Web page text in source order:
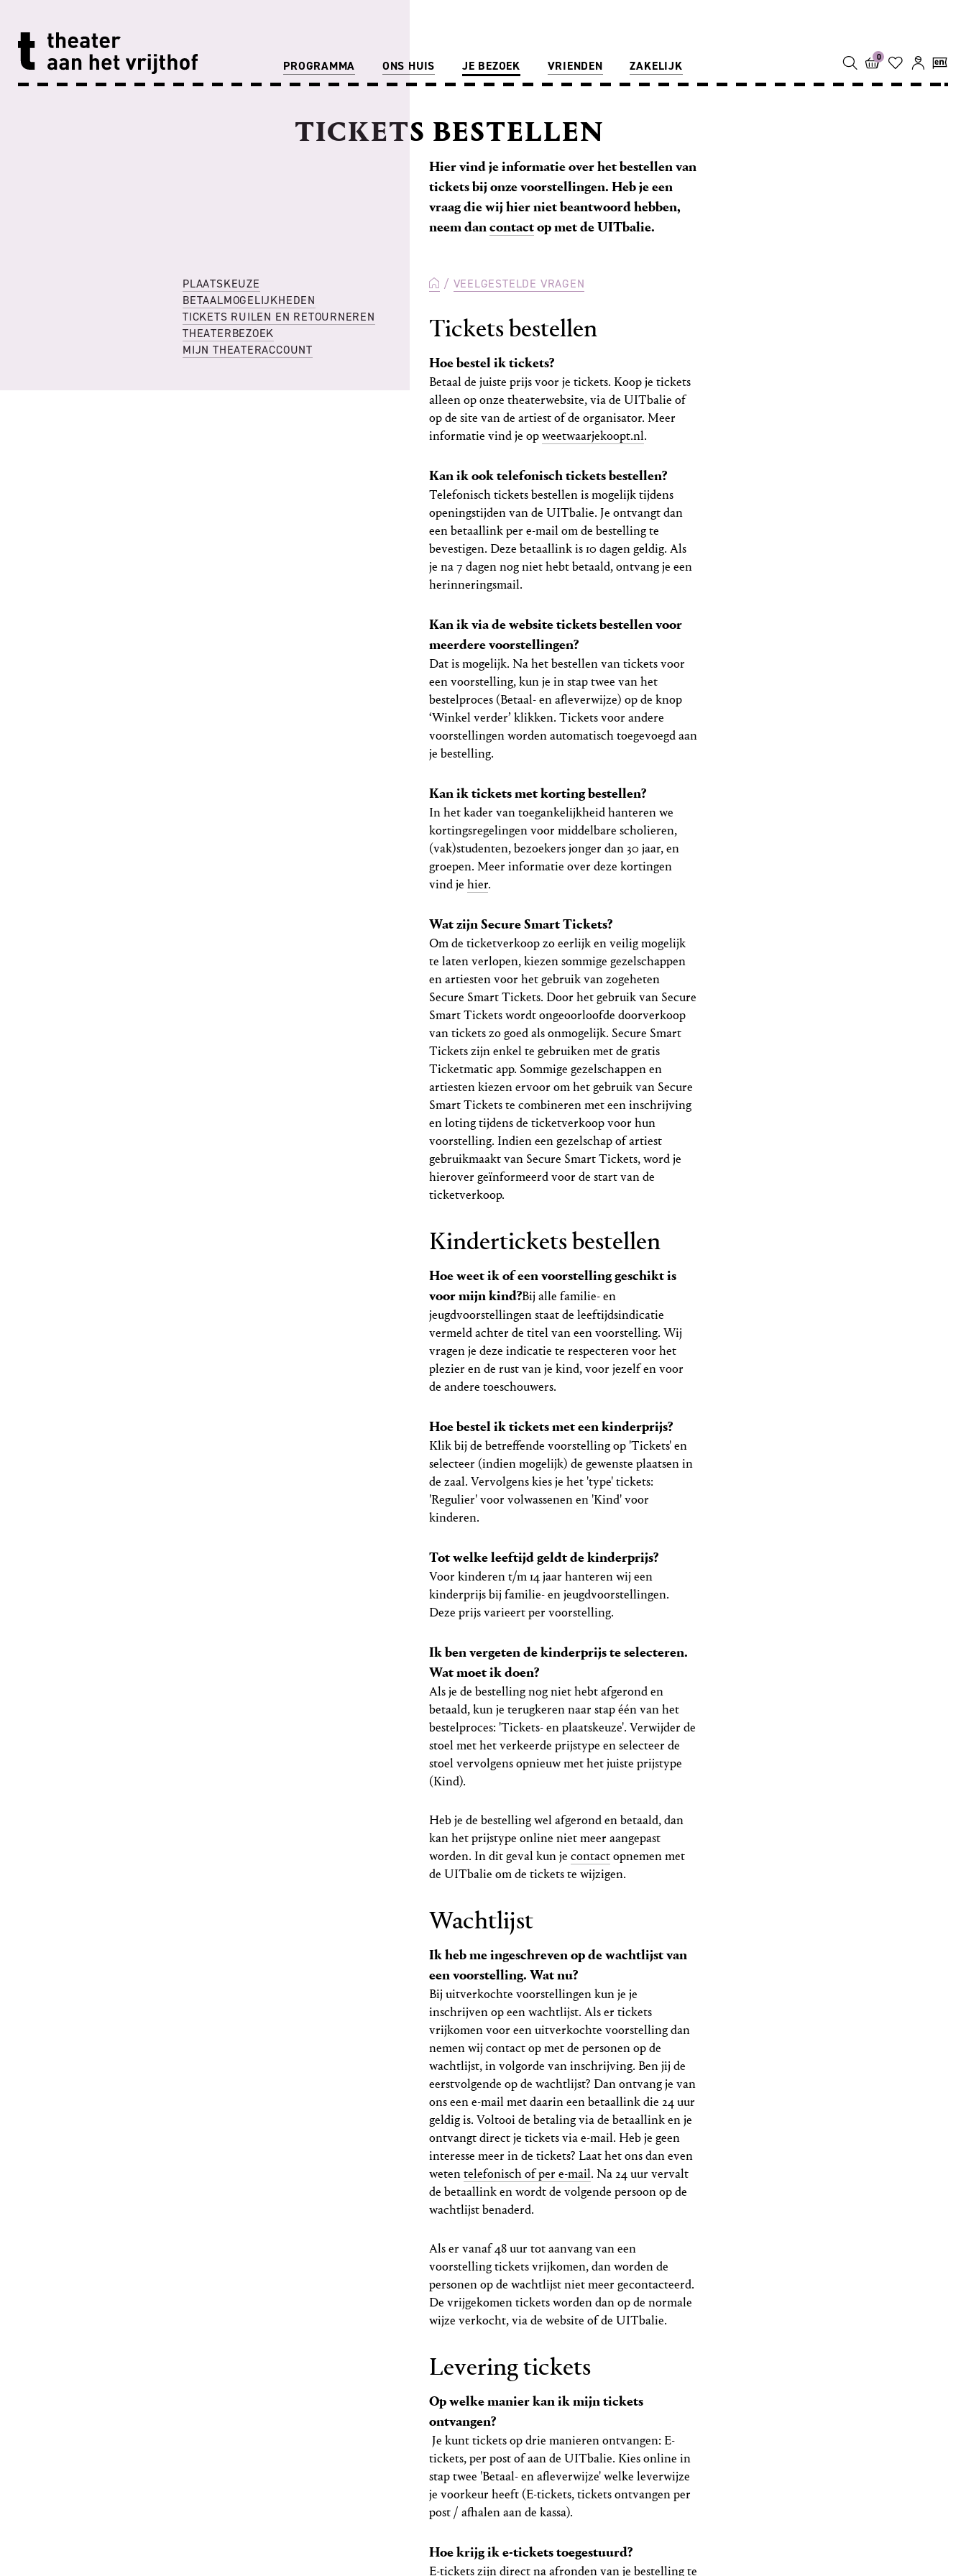
PROGRAMMA ONS HUIS JE BEZOEK VRIENDEN ZAKELIJK
0
TICKETS BESTELLEN
Hier vind je informatie over het bestellen van
tickets bij onze voorstellingen. Heb je een
vraag die wij hier niet beantwoord hebben,
neem dancontactop met de UITbalie.
PLAATSKEUZE
BETAALMOGELIJKHEDEN
TICKETS RUILEN EN RETOURNEREN
THEATERBEZOEK
MIJN THEATERACCOUNT
VEELGESTELDE VRAGEN
Tickets bestellen
Hoe bestel ik tickets?
Betaal de juiste prijs voor je tickets. Koop je tickets
alleen op onze theaterwebsite, via de UITbalie of
op de site van de artiest of de organisator. Meer
informatie vind je opweetwaarjekoopt.nl.
Kan ik ook telefonisch tickets bestellen?
Telefonisch tickets bestellen is mogelijk tijdens
openingstijden van de UITbalie. Je ontvangt dan
een betaallink per e-mail om de bestelling te
bevestigen. Deze betaallink is 10 dagen geldig. Als
je na 7 dagen nog niet hebt betaald, ontvang je een
herinneringsmail.
Kan ik via de website tickets bestellen voor
meerdere voorstellingen?
Dat is mogelijk. Na het bestellen van tickets voor
een voorstelling, kun je in stap twee van het
bestelproces (Betaal- en afleverwijze) op de knop
‘Winkel verder’ klikken. Tickets voor andere
voorstellingen worden automatisch toegevoegd aan
je bestelling.
Kan ik tickets met korting bestellen?
In het kader van toegankelijkheid hanteren we
kortingsregelingen voor middelbare scholieren,
(vak)studenten, bezoekers jonger dan 30 jaar, en
groepen. Meer informatie over deze kortingen
vind jehier.
Wat zijn Secure Smart Tickets?
Om de ticketverkoop zo eerlijk en veilig mogelijk
te laten verlopen, kiezen sommige gezelschappen
en artiesten voor het gebruik van zogeheten
Secure Smart Tickets. Door het gebruik van Secure
Smart Tickets wordt ongeoorloofde doorverkoop
van tickets zo goed als onmogelijk. Secure Smart
Tickets zijn enkel te gebruiken met de gratis
Ticketmatic app. Sommige gezelschappen en
artiesten kiezen ervoor om het gebruik van Secure
Smart Tickets te combineren met een inschrijving
en loting tijdens de ticketverkoop voor hun
voorstelling. Indien een gezelschap of artiest
gebruikmaakt van Secure Smart Tickets, word je
hierover geïnformeerd voor de start van de
ticketverkoop.
Kindertickets bestellen
Hoe weet ik of een voorstelling geschikt is
voor mijn kind?Bij alle familie- en
jeugdvoorstellingen staat de leeftijdsindicatie
vermeld achter de titel van een voorstelling. Wij
vragen je deze indicatie te respecteren voor het
plezier en de rust van je kind, voor jezelf en voor
de andere toeschouwers.
Hoe bestel ik tickets met een kinderprijs?
Klik bij de betreffende voorstelling op 'Tickets' en
selecteer (indien mogelijk) de gewenste plaatsen in
de zaal. Vervolgens kies je het 'type' tickets:
'Regulier' voor volwassenen en 'Kind' voor
kinderen.
Tot welke leeftijd geldt de kinderprijs?
Voor kinderen t/m 14 jaar hanteren wij een
kinderprijs bij familie- en jeugdvoorstellingen.
Deze prijs varieert per voorstelling.
Ik ben vergeten de kinderprijs te selecteren.
Wat moet ik doen?
Als je de bestelling nog niet hebt afgerond en
betaald, kun je terugkeren naar stap één van het
bestelproces: 'Tickets- en plaatskeuze'. Verwijder de
stoel met het verkeerde prijstype en selecteer de
stoel vervolgens opnieuw met het juiste prijstype
(Kind).
Heb je de bestelling wel afgerond en betaald, dan
kan het prijstype online niet meer aangepast
worden. In dit geval kun jecontactopnemen met
de UITbalie om de tickets te wijzigen.
Wachtlijst
Ik heb me ingeschreven op de wachtlijst van
een voorstelling. Wat nu?
Bij uitverkochte voorstellingen kun je je
inschrijven op een wachtlijst. Als er tickets
vrijkomen voor een uitverkochte voorstelling dan
nemen wij contact op met de personen op de
wachtlijst, in volgorde van inschrijving. Ben jij de
eerstvolgende op de wachtlijst? Dan ontvang je van
ons een e-mail met daarin een betaallink die 24 uur
geldig is. Voltooi de betaling via de betaallink en je
ontvangt direct je tickets via e-mail. Heb je geen
interesse meer in de tickets? Laat het ons dan even
wetentelefonisch of per e-mail. Na 24 uur vervalt
de betaallink en wordt de volgende persoon op de
wachtlijst benaderd.
Als er vanaf 48 uur tot aanvang van een
voorstelling tickets vrijkomen, dan worden de
personen op de wachtlijst niet meer gecontacteerd.
De vrijgekomen tickets worden dan op de normale
wijze verkocht, via de website of de UITbalie.
Levering tickets
Op welke manier kan ik mijn tickets
ontvangen?
Je kunt tickets op drie manieren ontvangen: E-
tickets, per post of aan de UITbalie. Kies online in
stap twee 'Betaal- en afleverwijze' welke leverwijze
je voorkeur heeft (E-tickets, tickets ontvangen per
post / afhalen aan de kassa).
Hoe krijg ik e-tickets toegestuurd?
E-tickets zijn direct na afronden van je bestelling te